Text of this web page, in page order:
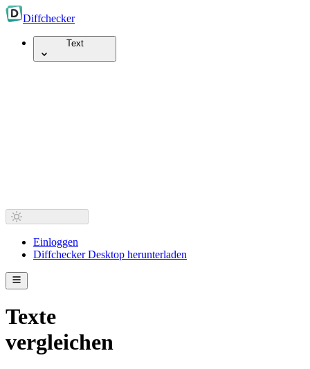
Diffchecker
Text
Einloggen
Diffchecker Desktop herunterladen
Texte
vergleichen